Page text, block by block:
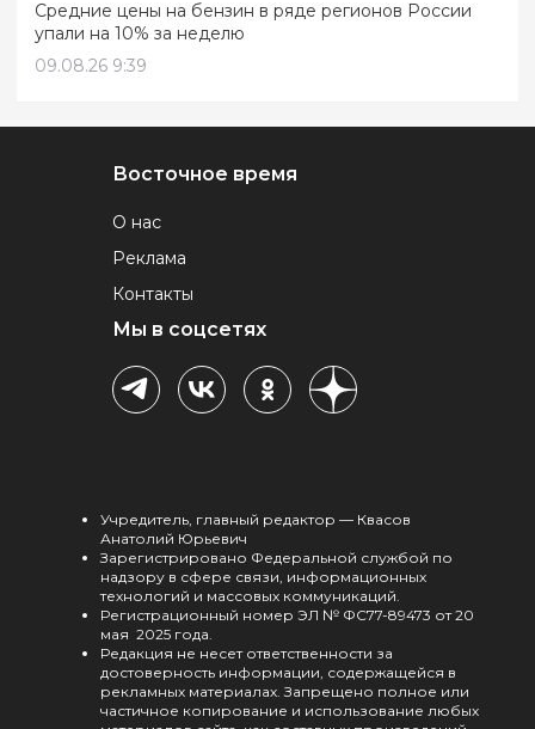
Средние цены на бензин в ряде регионов России
упали на 10% за неделю
09.08.26 9:39
Восточное время
О нас
Реклама
Контакты
Мы в соцсетях
Учредитель, главный редактор — Квасов
Анатолий Юрьевич
Зарегистрировано Федеральной службой по
надзору в сфере связи, информационных
технологий и массовых коммуникаций.
Регистрационный номер ЭЛ № ФС77-89473 от 20
мая 2025 года.
Редакция не несет ответственности за
достоверность информации, содержащейся в
рекламных материалах. Запрещено полное или
частичное копирование и использование любых